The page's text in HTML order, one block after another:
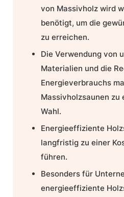
von Massivholz wird
benötigt, um die
zu erreichen.
Die Verwendung von
Materialien und die
Energieverbrauchs
Massivholzsaunen zu
Wahl.
Energieeffiziente
langfristig zu einer
führen.
Besonders für
energieeffiziente